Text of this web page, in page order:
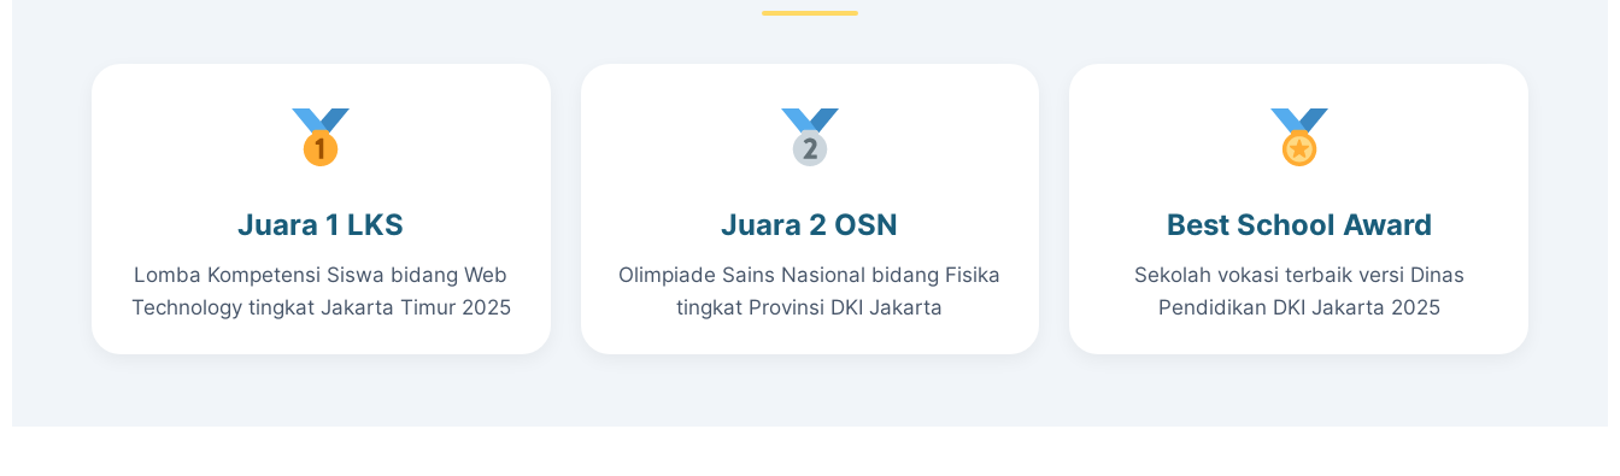
Juara 1 LKS
Lomba Kompetensi Siswa bidang Web
Technology tingkat Jakarta Timur 2025
Juara 2 OSN
Olimpiade Sains Nasional bidang Fisika
tingkat Provinsi DKI Jakarta
Best School Award
Sekolah vokasi terbaik versi Dinas
Pendidikan DKI Jakarta 2025